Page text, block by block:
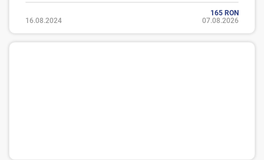
165 RON
16.08.2024
07.08.2026